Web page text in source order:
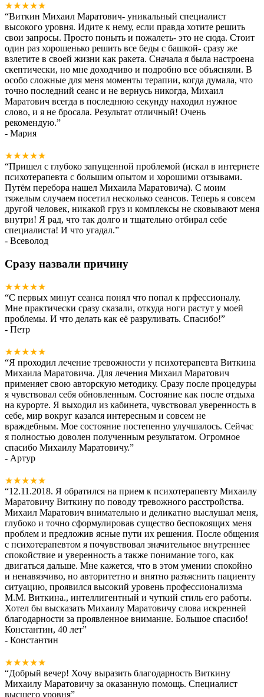
★★★★★
“Виткин Михаил Маратович- уникальный специалист
высокого уровня. Идите к нему, если правда хотите решить
свои запросы. Просто поныть и пожалеть- это не сюда. Стоит
один раз хорошенько решить все беды с башкой- сразу же
взлетите в своей жизни как ракета. Сначала я была настроена
скептически, но мне доходчиво и подробно все объясняли. В
особо сложные для меня моменты терапии, когда думала, что
точно последний сеанс и не вернусь никогда, Михаил
Маратович всегда в последнюю секунду находил нужное
слово, и я не бросала. Результат отличный! Очень
рекомендую.”
- Мария
★★★★★
“Пришел с глубоко запущенной проблемой (искал в интернете
психотерапевта с большим опытом и хорошими отзывами.
Путём перебора нашел Михаила Маратовича). С моим
тяжелым случаем посетил несколько сеансов. Теперь я совсем
другой человек, никакой груз и комплексы не сковывают меня
внутри! Я рад, что так долго и тщательно отбирал себе
специалиста! И что угадал.”
- Всеволод
Сразу назвали причину
★★★★★
“С первых минут сеанса понял что попал к прфессионалу.
Мне практически сразу сказали, откуда ноги растут у моей
проблемы. И что делать как её разруливать. Спасибо!”
- Петр
★★★★★
“Я проходил лечение тревожности у психотерапевта Виткина
Михаила Маратовича. Для лечения Михаил Маратович
применяет свою авторскую методику. Сразу после процедуры
я чувствовал себя обновленным. Состояние как после отдыха
на курорте. Я выходил из кабинета, чувствовал уверенность в
себе, мир вокруг казался интересным и совсем не
враждебным. Мое состояние постепенно улучшалось. Сейчас
я полностью доволен полученным результатом. Огромное
спасибо Михаилу Маратовичу.”
- Артур
★★★★★
“12.11.2018. Я обратился на прием к психотерапевту Михаилу
Маратовичу Виткину по поводу тревожного расстройства.
Михаил Маратович внимательно и деликатно выслушал меня,
глубоко и точно сформулировав существо беспокоящих меня
проблем и предложив ясные пути их решения. После общения
с психотерапевтом я почувствовал значительное внутреннее
спокойствие и уверенность а также понимание того, как
двигаться дальше. Мне кажется, что в этом умении спокойно
и ненавязчиво, но авторитетно и внятно разъяснить пациенту
ситуацию, проявился высокий уровень профессионализма
М.М. Виткина., интеллигентный и чуткий стиль его работы.
Хотел бы высказать Михаилу Маратовичу слова искренней
благодарности за проявленное внимание. Большое спасибо!
Константин, 40 лет”
- Константин
★★★★★
“Добрый вечер! Хочу выразить благодарность Виткину
Михаилу Маратовичу за оказанную помощь. Специалист
высшего уровня”